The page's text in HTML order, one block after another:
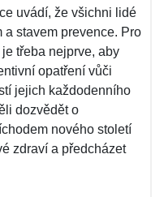
uvádí, že všichni lidé
stavem prevence. Pro
třeba nejprve, aby
opatření vůči
jejich každodenního
dozvědět o
nového století
zdraví a předcházet